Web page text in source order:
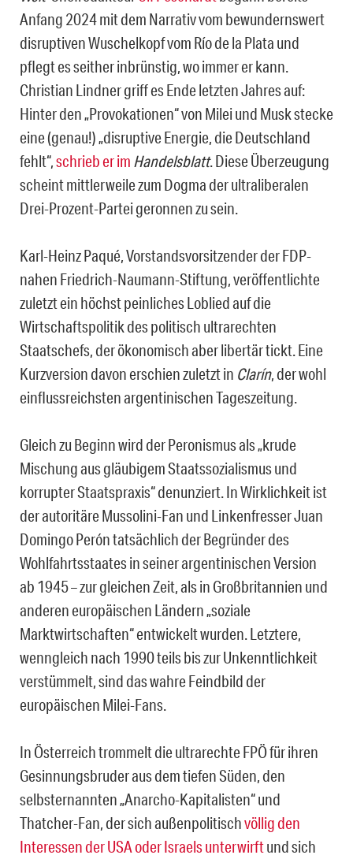
Anfang 2024 mit dem Narrativ vom bewundernswert
disruptiven Wuschelkopf vom Río de la Plata und
pflegt es seither inbrünstig, wo immer er kann.
Christian Lindner griff es Ende letzten Jahres auf:
Hinter den „Provokationen“ von Milei und Musk stecke
eine (genau!) „disruptive Energie, die Deutschland
fehlt“,schrieb er im Handelsblatt. Diese Überzeugung
scheint mittlerweile zum Dogma der ultraliberalen
Drei-Prozent-Partei geronnen zu sein.
Karl-Heinz Paqué, Vorstandsvorsitzender der FDP-
nahen Friedrich-Naumann-Stiftung, veröffentlichte
zuletzt ein höchst peinliches Loblied auf die
Wirtschaftspolitik des politisch ultrarechten
Staatschefs, der ökonomisch aber libertär tickt. Eine
Kurzversion davon erschien zuletzt in Clarín, der wohl
einflussreichsten argentinischen Tageszeitung.
Gleich zu Beginn wird der Peronismus als „krude
Mischung aus gläubigem Staatssozialismus und
korrupter Staatspraxis“ denunziert. In Wirklichkeit ist
der autoritäre Mussolini-Fan und Linkenfresser Juan
Domingo Perón tatsächlich der Begründer des
Wohlfahrtsstaates in seiner argentinischen Version
ab 1945 – zur gleichen Zeit, als in Großbritannien und
anderen europäischen Ländern „soziale
Marktwirtschaften“ entwickelt wurden. Letztere,
wenngleich nach 1990 teils bis zur Unkenntlichkeit
verstümmelt, sind das wahre Feindbild der
europäischen Milei-Fans.
In Österreich trommelt die ultrarechte FPÖ für ihren
Gesinnungsbruder aus dem tiefen Süden, den
selbsternannten „Anarcho-Kapitalisten“ und
Thatcher-Fan, der sich außenpolitischvöllig den
Interessen der USA oder Israels unterwirftund sich